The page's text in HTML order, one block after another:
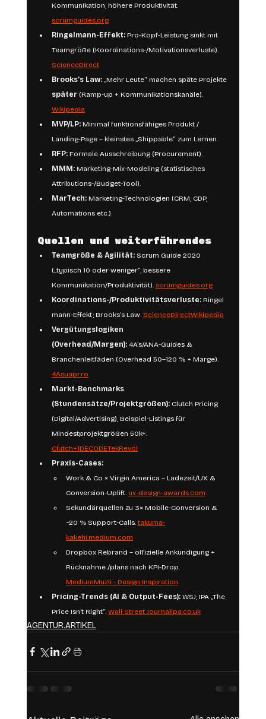
Kommunikation, höhere Produktivität.
scrumguides.org
Ringelmann-Effekt: Pro-Kopf-Leistung sinkt mit
Teamgröße (Koordinations-/Motivationsverluste).
ScienceDirect
Brooks’s Law: „Mehr Leute“ machen späte Projekte
später (Ramp-up + Kommunikationskanäle).
Wikipedia
MVP/LP: Minimal funktionsfähiges Produkt /
Landing-Page – kleinstes „Shippable“ zum Lernen.
RFP: Formale Ausschreibung (Procurement).
MMM: Marketing-Mix-Modeling (statistisches
Attributions-/Budget-Tool).
MarTech: Marketing-Technologien (CRM, CDP,
Automations etc.).
Quellen und weiterführendes
Teamgröße & Agilität: Scrum Guide 2020
(„typisch 10 oder weniger“, bessere
Kommunikation/Produktivität). scrumguides.org
Koordinations-/Produktivitätsverluste: Ringel
mann-Effekt; Brooks’s Law. ScienceDirectWikipedia
Vergütungslogiken
(Overhead/Margen): 4A’s/ANA-Guides &
Branchenleitfäden (Overhead 50–120 % + Marge).
4Asuapr.ro
Markt-Benchmarks
(Stundensätze/Projektgrößen): Clutch Pricing
(Digital/Advertising), Beispiel-Listings für
Mindestprojektgrößen 50k+.
Clutch+1DECODETekRevol
Praxis-Cases:
Work & Co × Virgin America – Ladezeit/UX &
Conversion-Uplift. ux-design-awards.com
Sekundärquellen zu 3× Mobile-Conversion &
−20 % Support-Calls. takuma-
kakehi.medium.com
Dropbox Rebrand – offizielle Ankündigung +
Rücknahme /plans nach KPI-Drop.
MediumMuzli - Design Inspiration
Pricing-Trends (AI & Output-Fees): WSJ; IPA „The
Price Isn’t Right“. Wall Street Journalipa.co.uk
AGENTUR.ARTIKEL